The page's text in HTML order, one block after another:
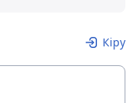
Кіру